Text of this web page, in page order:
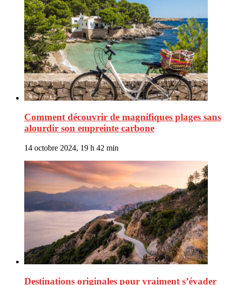
Comment découvrir de magnifiques plages sans
alourdir son empreinte carbone
14 octobre 2024, 19 h 42 min
Destinations originales pour vraiment s’évader